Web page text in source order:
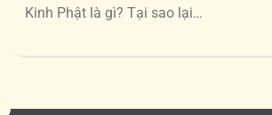
Kinh Phật là gì? Tại sao lại…